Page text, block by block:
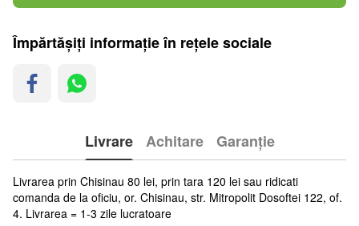
Împărtășiți informație în rețele sociale
Livrare Achitare Garanție
Livrarea prin Chisinau 80 lei, prin tara 120 lei sau ridicati
comanda de la oficiu, or. Chisinau, str. Mitropolit Dosoftei 122, of.
4. Livrarea = 1-3 zile lucratoare